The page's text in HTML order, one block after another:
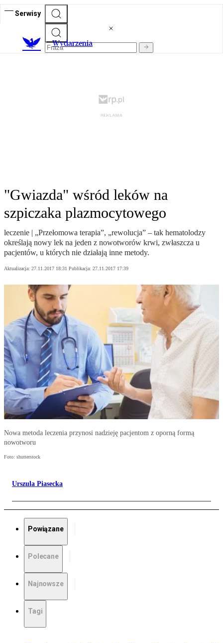
Serwisy
Wydarzenia
"Gwiazda" wśród leków na
szpiczaka plazmocytowego
leczenie | „Przełomowa terapia”, „rewolucja” – tak hematolodzy
określają nowy lek na jeden z nowotworów krwi, zwłaszcza u
pacjentów, u których nie działają inne metody.
Aktualizacja: 27.11.2017 18:31 Publikacja: 27.11.2017 17:39
Nowa metoda leczenia przynosi nadzieję pacjentom z oporną formą
nowotworu
Foto: shutterstock
Urszula Piasecka
Powiązane
Polecane
Najnowsze
Tagi